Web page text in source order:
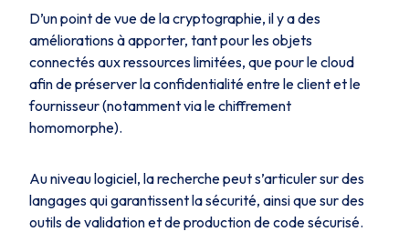
D’un point de vue de la cryptographie, il y a des
améliorations à apporter, tant pour les objets
connectés aux ressources limitées, que pour le cloud
afin de préserver la confidentialité entre le client et le
fournisseur (notamment via le chiffrement
homomorphe).
Au niveau logiciel, la recherche peut s’articuler sur des
langages qui garantissent la sécurité, ainsi que sur des
outils de validation et de production de code sécurisé.